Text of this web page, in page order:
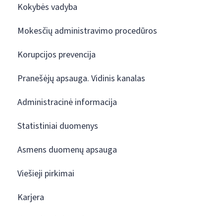
Kokybės vadyba
Mokesčių administravimo procedūros
Korupcijos prevencija
Pranešėjų apsauga. Vidinis kanalas
Administracinė informacija
Statistiniai duomenys
Asmens duomenų apsauga
Viešieji pirkimai
Karjera